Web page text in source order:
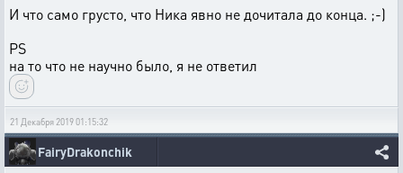
И что само грусто, что Ника явно не дочитала до конца. ;-)
PS
на то что не научно было, я не ответил
21 Декабря 2019 01:15:32
FairyDrakonchik